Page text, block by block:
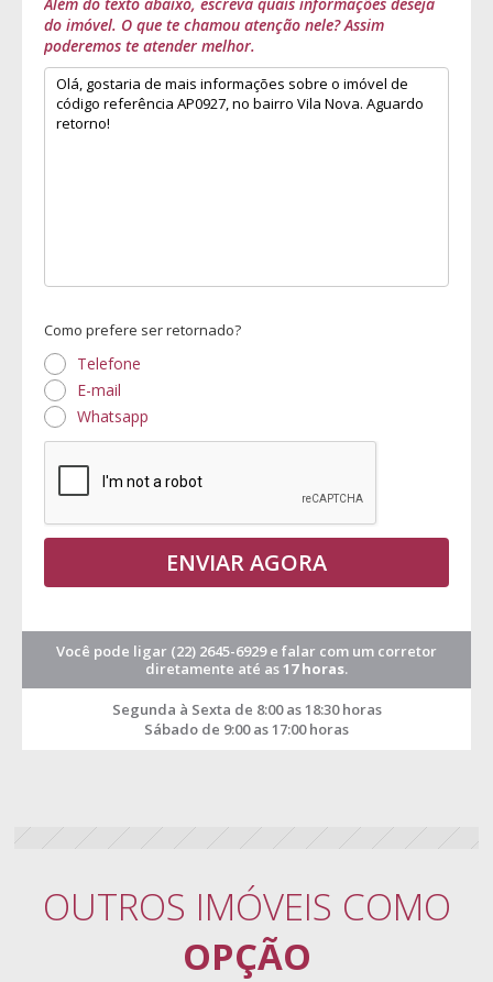
do imóvel. O que te chamou atenção nele? Assim
poderemos te atender melhor.
Como prefere ser retornado?
Telefone
E-mail
Whatsapp
ENVIAR AGORA
Você pode ligar (22) 2645-6929e falar com um corretor
diretamente até as17 horas.
Segunda à Sexta de 8:00 as 18:30 horas
Sábado de 9:00 as 17:00 horas
OUTROS IMÓVEIS COMO
OPÇÃO